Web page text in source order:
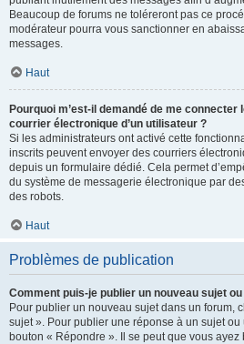
Beaucoup de forums ne toléreront pas ce
modérateur pourra vous sanctionner en
messages.
Haut
Pourquoi m’est-il demandé de me
courrier électronique d’un utilisateur ?
Si les administrateurs ont activé cette
inscrits peuvent envoyer des courriers
depuis un formulaire dédié. Cela permet
du système de messagerie électronique par
des robots.
Haut
Problèmes de publication
Comment puis-je publier un nouveau sujet
Pour publier un nouveau sujet dans un forum,
sujet ». Pour publier une réponse à un sujet
bouton « Répondre ». Il se peut que vous ayez